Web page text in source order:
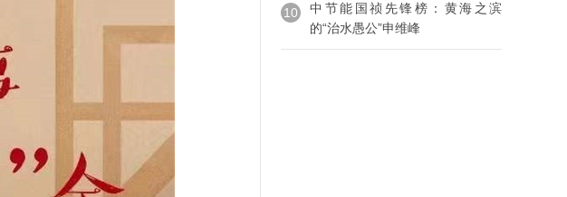
10
中节能国祯先锋榜：黄海之滨
的“治水愚公”申维峰